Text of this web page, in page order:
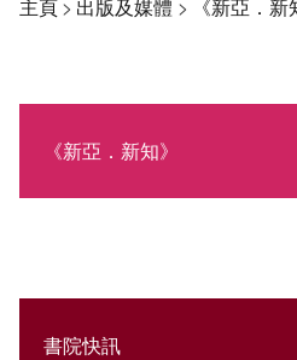
主頁> 出版及媒體 > 《新亞．新
《新亞．新知》
社交媒體專欄
書院快訊